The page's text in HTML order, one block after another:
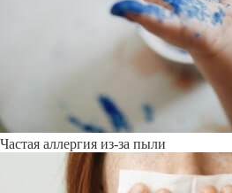
Частая аллергия из-за пыли